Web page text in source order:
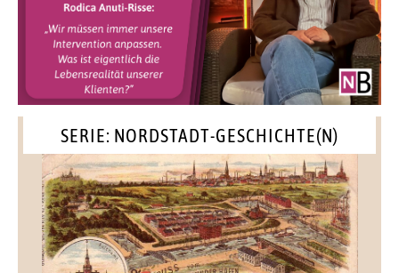
SERIE: NORDSTADT-GESCHICHTE(N)